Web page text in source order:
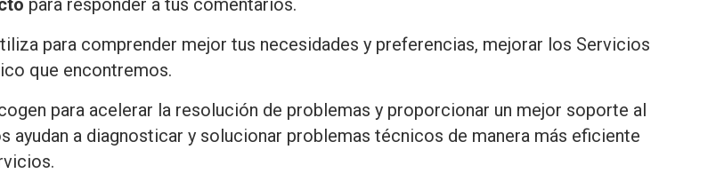
para responder a tus comentarios.
para comprender mejor tus necesidades y preferencias, mejorar los Servicios
que encontremos.
para acelerar la resolución de problemas y proporcionar un mejor soporte al
ayudan a diagnosticar y solucionar problemas técnicos de manera más eficiente